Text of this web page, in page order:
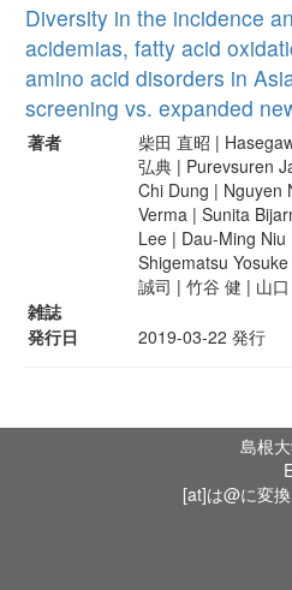
Diversity in the incidence
acidemias, fatty acid
amino acid disorders in
screening vs. expanded
著者
柴田 直昭 |
弘典 | Purevsuren
Chi Dung | Nguyen
Verma | Sunita
Lee | Dau-Ming
Shigematsu
誠司 | 竹谷 健 | 山
雑誌
発行日
2019-03-22 発行
島根
[at]は@に変